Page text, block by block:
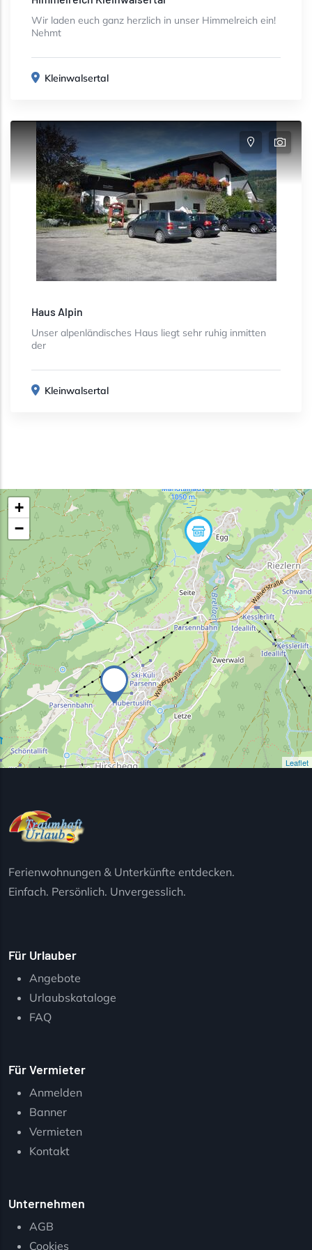
Wir laden euch ganz herzlich in unser Himmelreich ein!
Nehmt
Kleinwalsertal
Haus Alpin
Unser alpenländisches Haus liegt sehr ruhig inmitten
der
Kleinwalsertal
+
−
Leaflet
Ferienwohnungen & Unterkünfte entdecken.
Einfach. Persönlich. Unvergesslich.
Für Urlauber
Angebote
Urlaubskataloge
FAQ
Für Vermieter
Anmelden
Banner
Vermieten
Kontakt
Unternehmen
AGB
Cookies